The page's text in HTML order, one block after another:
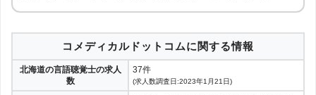
コメディカルドットコムに関する情報
北海道の言語聴覚士の求人
数
37件
(求人数調査日:2023年1月21日)